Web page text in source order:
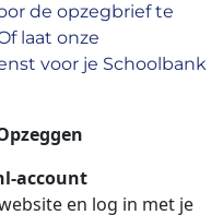
de opzegbrief te
laat onze
voor je Schoolbank
account
en log in met je